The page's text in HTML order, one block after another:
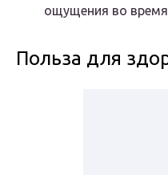
ощущения во время
Польза для